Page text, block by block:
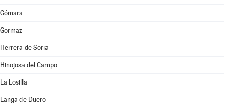
Gómara
Gormaz
Herrera de Soria
Hinojosa del Campo
La Losilla
Langa de Duero